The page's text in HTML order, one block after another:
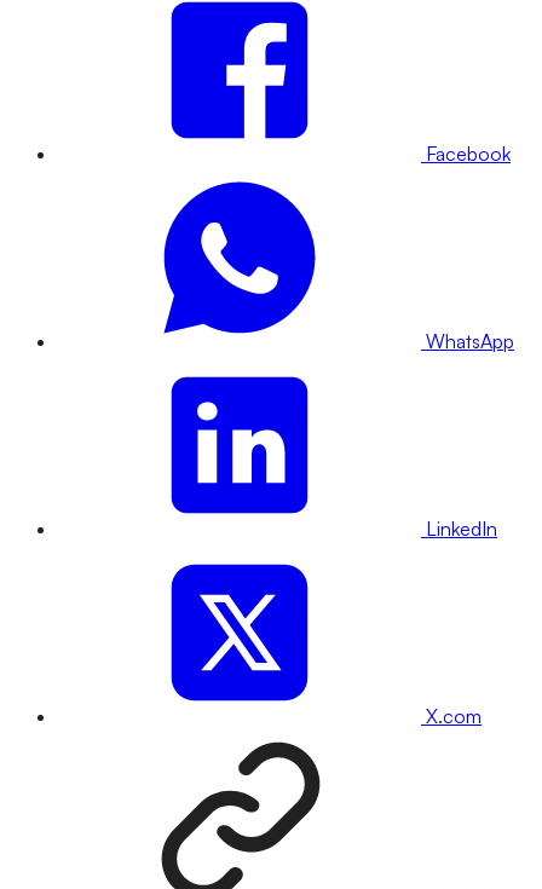
Facebook
WhatsApp
LinkedIn
X.com